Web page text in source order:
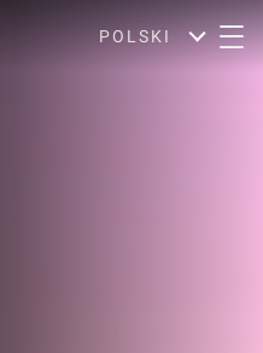
POLSKI